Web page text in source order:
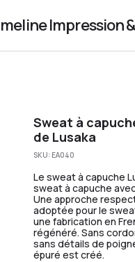
Impression
Sweat à
de Lusaka
SKU: EA040
Le sweat à capuche
sweat à capuche
Une approche
adoptée pour le
une fabrication en
régénéré. Sans
sans détails de
épuré est créé.